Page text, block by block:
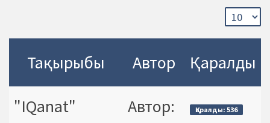
Тақырыбы Автор Қаралды
"IQanat"
Автор:
Қаралды: 536